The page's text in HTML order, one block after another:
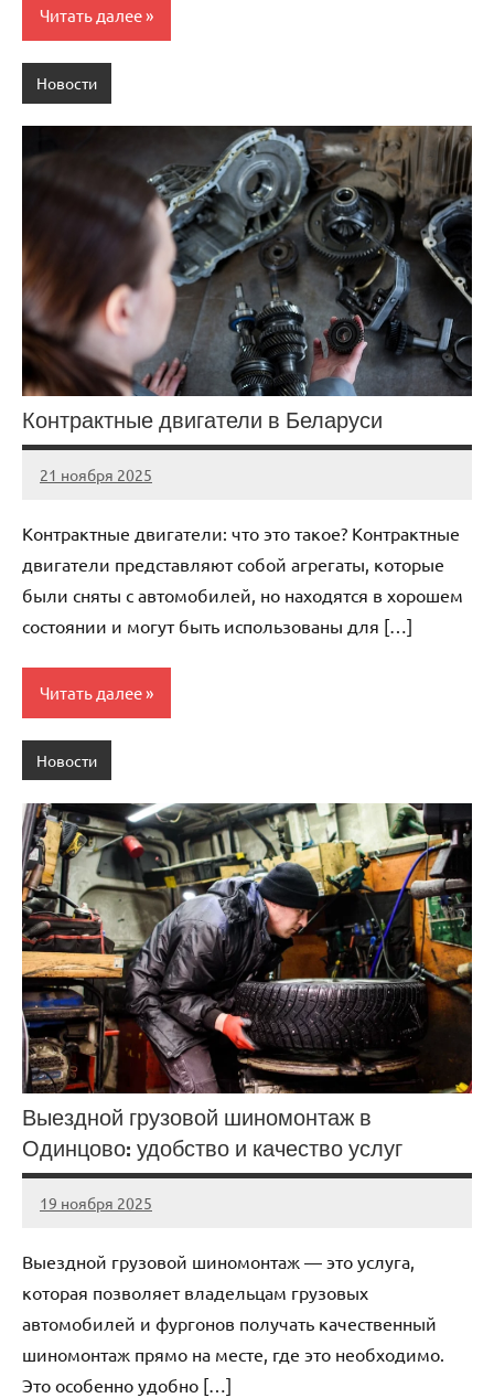
Читать далее
Новости
Контрактные двигатели в Беларуси
21 ноября 2025
Avtor
Нет
Контрактные двигатели: что это такое? Контрактные
двигатели представляют собой агрегаты, которые
были сняты с автомобилей, но находятся в хорошем
состоянии и могут быть использованы для […]
Читать далее
Новости
Выездной грузовой шиномонтаж в
Одинцово: удобство и качество услуг
19 ноября 2025
Avtor
Нет
Выездной грузовой шиномонтаж — это услуга,
которая позволяет владельцам грузовых
автомобилей и фургонов получать качественный
шиномонтаж прямо на месте, где это необходимо.
Это особенно удобно […]